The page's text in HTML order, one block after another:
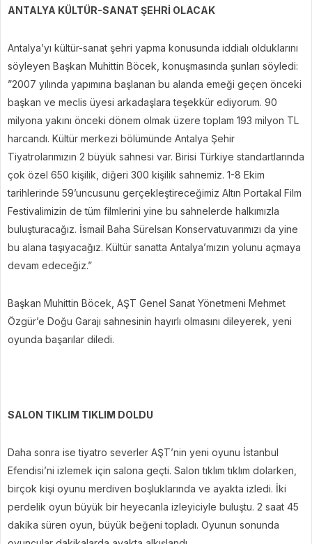
ANTALYA KÜLTÜR-SANAT ŞEHRİ OLACAK
Antalya’yı kültür-sanat şehri yapma konusunda iddialı olduklarını
söyleyen Başkan Muhittin Böcek, konuşmasında şunları söyledi:
”2007 yılında yapımına başlanan bu alanda emeği geçen önceki
başkan ve meclis üyesi arkadaşlara teşekkür ediyorum. 90
milyona yakını önceki dönem olmak üzere toplam 193 milyon TL
harcandı. Kültür merkezi bölümünde Antalya Şehir
Tiyatrolarımızın 2 büyük sahnesi var. Birisi Türkiye standartlarında
çok özel 650 kişilik, diğeri 300 kişilik sahnemiz. 1-8 Ekim
tarihlerinde 59’uncusunu gerçekleştireceğimiz Altın Portakal Film
Festivalimizin de tüm filmlerini yine bu sahnelerde halkımızla
buluşturacağız. İsmail Baha Sürelsan Konservatuvarımızı da yine
bu alana taşıyacağız. Kültür sanatta Antalya’mızın yolunu açmaya
devam edeceğiz.”
Başkan Muhittin Böcek, AŞT Genel Sanat Yönetmeni Mehmet
Özgür’e Doğu Garajı sahnesinin hayırlı olmasını dileyerek, yeni
oyunda başarılar diledi.
SALON TIKLIM TIKLIM DOLDU
Daha sonra ise tiyatro severler AŞT’nin yeni oyunu İstanbul
Efendisi’ni izlemek için salona geçti. Salon tıklım tıklım dolarken,
birçok kişi oyunu merdiven boşluklarında ve ayakta izledi. İki
perdelik oyun büyük bir heyecanla izleyiciyle buluştu. 2 saat 45
dakika süren oyun, büyük beğeni topladı. Oyunun sonunda